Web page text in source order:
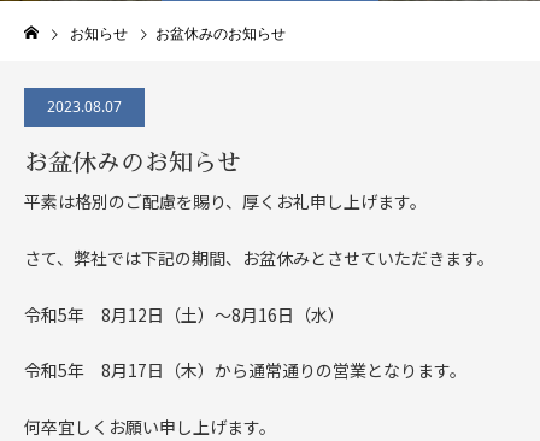
お知らせ お盆休みのお知らせ
2023.08.07
お盆休みのお知らせ
平素は格別のご配慮を賜り、厚くお礼申し上げます。
さて、弊社では下記の期間、お盆休みとさせていただきます。
令和5年 8月12日（土）～8月16日（水）
令和5年 8月17日（木）から通常通りの営業となります。
何卒宜しくお願い申し上げます。